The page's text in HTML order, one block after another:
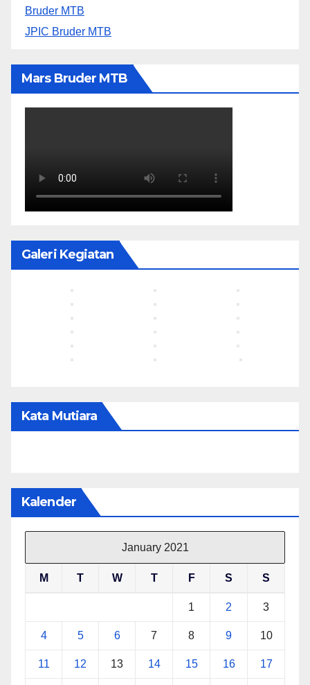
Bruder MTB
JPIC Bruder MTB
Mars Bruder MTB
Galeri Kegiatan
Kata Mutiara
Kalender
January 2021
M T W T F S S
1 2 3
4 5 6 7 8 9 10
11 12 13 14 15 16 17